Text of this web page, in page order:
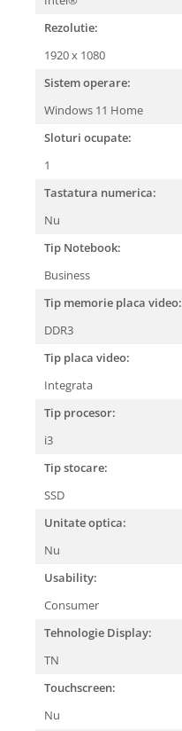
Rezolutie:
1920 x 1080
Sistem operare:
Windows 11 Home
Sloturi ocupate:
1
Tastatura numerica:
Nu
Tip Notebook:
Business
Tip memorie placa video:
DDR3
Tip placa video:
Integrata
Tip procesor:
i3
Tip stocare:
SSD
Unitate optica:
Nu
Usability:
Consumer
Tehnologie Display:
TN
Touchscreen:
Nu